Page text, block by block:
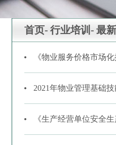
首页- 行业培训- 最
《物业服务价格市场
2021年物业管理基础
《生产经营单位安全